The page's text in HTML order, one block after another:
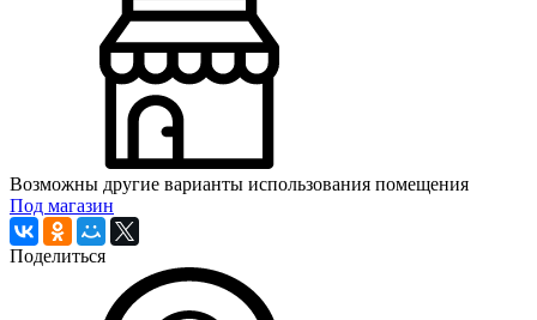
Возможны другие варианты использования помещения
Под магазин
Поделиться